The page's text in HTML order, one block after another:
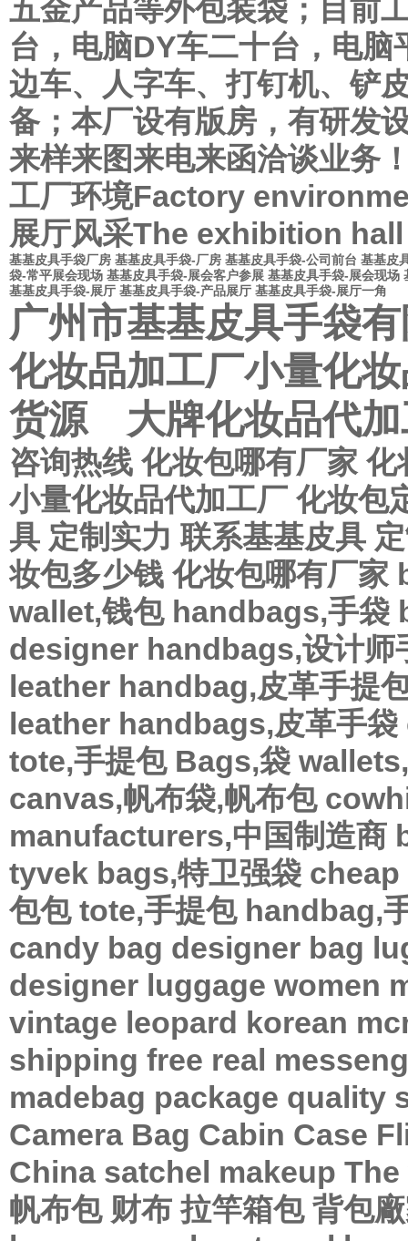
五金产品等外包装袋；目前
台，电脑DY车二十台，电
边车、人字车、打钉机、铲
备；本厂设有版房，有研发
来样来图来电来函洽谈业务
工厂环境Factory
展厅风采The exhibition hall
基基皮具手袋厂房 基基皮具手袋-厂房 基基皮具手袋-公司前台 基基皮
袋-常平展会现场 基基皮具手袋-展会客户参展 基基皮具手袋-展会现场
基基皮具手袋-展厅 基基皮具手袋-产品展厅 基基皮具手袋-展厅一角
广州市基基皮具手袋
化妆品加工厂小量化
货源大牌化妆品代加
咨询热线 化妆包哪有厂家 化
小量化妆品代加工厂 化妆包
具 定制实力 联系基基皮具
妆包多少钱 化妆包哪有厂家
wallet,钱包 handbags,手袋
designer handbags,设计师
leather handbag,皮革手提
leather handbags,皮革手袋
tote,手提包 Bags,袋
canvas,帆布袋,帆布包
manufacturers,中国制造商
tyvek bags,特卫强袋 cheap
包包 tote,手提包 handbag,
candy bag designer bag
designer luggage women
vintage leopard korean
shipping free real
madebag package quality
Camera Bag Cabin Case
China satchel makeup
帆布包 财布 拉竿箱包 背包